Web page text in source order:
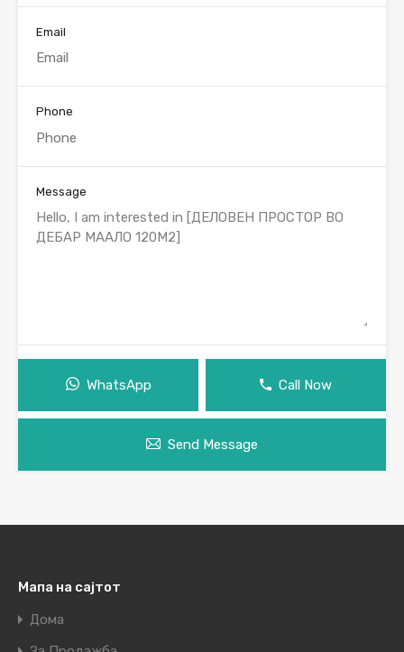
Email
Phone
Message
WhatsApp Call Now
Send Message
Мапа на сајтот
Дома